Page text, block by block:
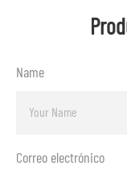
Name
Correo electrónico